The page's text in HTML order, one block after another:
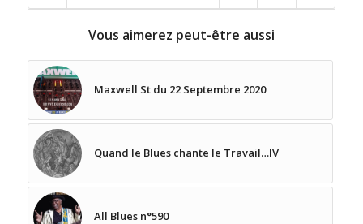
Vous aimerez peut-être aussi
Maxwell St du 22 Septembre 2020
Quand le Blues chante le Travail…IV
All Blues n°590